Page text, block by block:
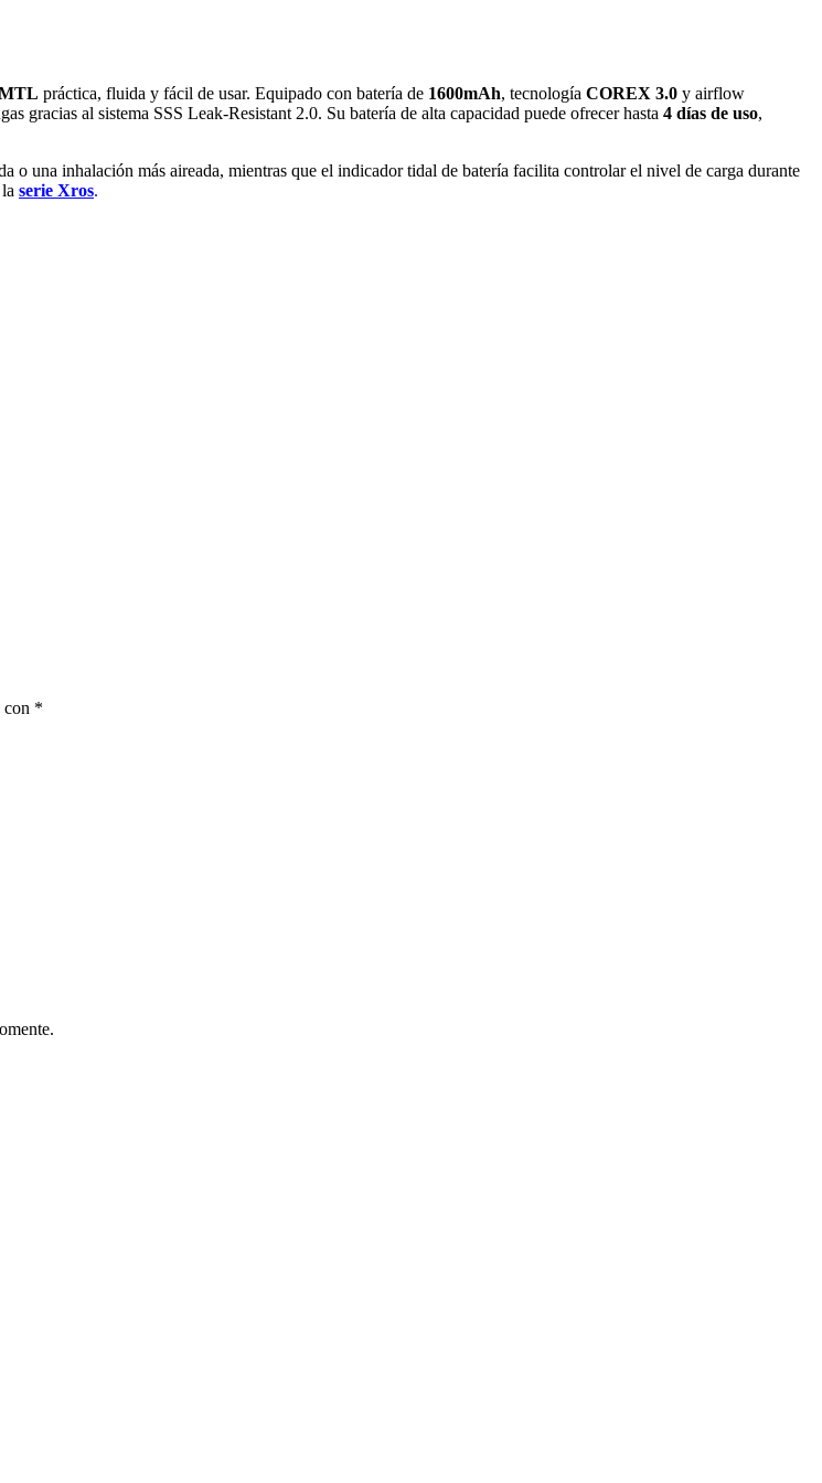
práctica, fluida y fácil de usar. Equipado con batería de 1600mAh, tecnología COREX 3.0 y airflow
gracias al sistema SSS Leak-Resistant 2.0. Su batería de alta capacidad puede ofrecer hasta 4 días de uso,
o una inhalación más aireada, mientras que el indicador tidal de batería facilita controlar el nivel de carga durante
serie Xros.
con *